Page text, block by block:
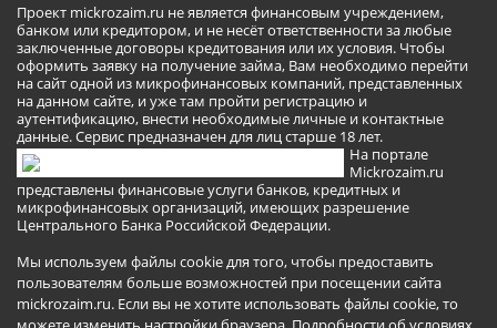
Проект mickrozaim.ru не является финансовым учреждением,
банком или кредитором, и не несёт ответственности за любые
заключенные договоры кредитования или их условия. Чтобы
оформить заявку на получение займа, Вам необходимо перейти
на сайт одной из микрофинансовых компаний, представленных
на данном сайте, и уже там пройти регистрацию и
аутентификацию, внести необходимые личные и контактные
данные. Сервис предназначен для лиц старше 18 лет.
На портале
Mickrozaim.ru
представлены финансовые услуги банков, кредитных и
микрофинансовых организаций, имеющих разрешение
Центрального Банка Российской Федерации.
Мы используем файлы cookie для того, чтобы предоставить
пользователям больше возможностей при посещении сайта
mickrozaim.ru. Если вы не хотите использовать файлы cookie, то